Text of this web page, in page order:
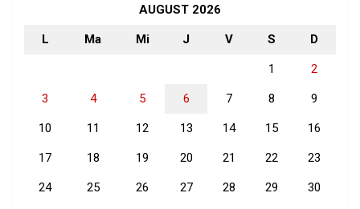
AUGUST 2026
L Ma Mi J V S D
1 2
3 4 5 6 7 8 9
10 11 12 13 14 15 16
17 18 19 20 21 22 23
24 25 26 27 28 29 30